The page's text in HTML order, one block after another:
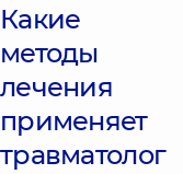
Какие
методы
лечения
применяет
травматолог